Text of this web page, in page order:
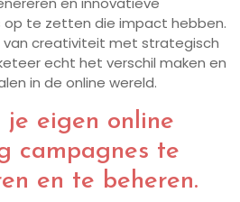
te zetten die impact hebben.
van creativiteit met strategisch
echt het verschil maken en
in de online wereld.
je eigen online
campagnes te
en te beheren.